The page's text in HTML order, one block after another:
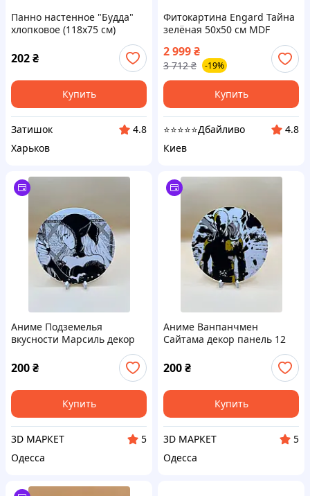
Панно настенное "Будда"
хлопковое (118х75 см)
202₴
Купить
Затишок
4.8
Харьков
Фитокартина Engard Тайна
зелёная 50х50 см MDF
2 999₴
3 712 ₴ -19%
Купить
⭐⭐⭐⭐⭐Дбайливо
4.8
Киев
Аниме Подземелья
вкусности Марсиль декор
200₴
Купить
3D МАРКЕТ
5
Одесса
Аниме Ванпанчмен
Сайтама декор панель 12
200₴
Купить
3D МАРКЕТ
5
Одесса